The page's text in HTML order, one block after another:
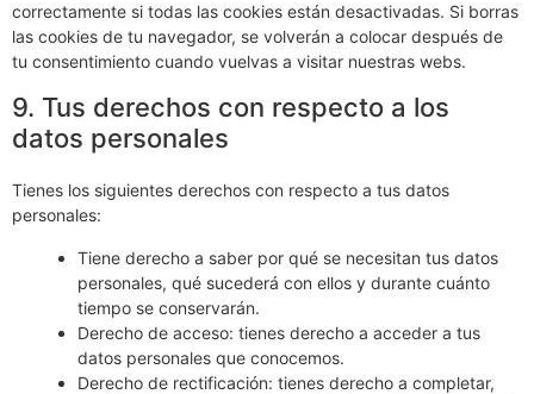
correctamente si todas las cookies están desactivadas. Si borras
las cookies de tu navegador, se volverán a colocar después de
tu consentimiento cuando vuelvas a visitar nuestras webs.
9. Tus derechos con respecto a los
datos personales
Tienes los siguientes derechos con respecto a tus datos
personales:
Tiene derecho a saber por qué se necesitan tus datos
personales, qué sucederá con ellos y durante cuánto
tiempo se conservarán.
Derecho de acceso: tienes derecho a acceder a tus
datos personales que conocemos.
Derecho de rectificación: tienes derecho a completar,